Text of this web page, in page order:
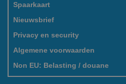
Spaarkaart
Nieuwsbrief
Privacy en security
Algemene voorwaarden
Non EU: Belasting / douane